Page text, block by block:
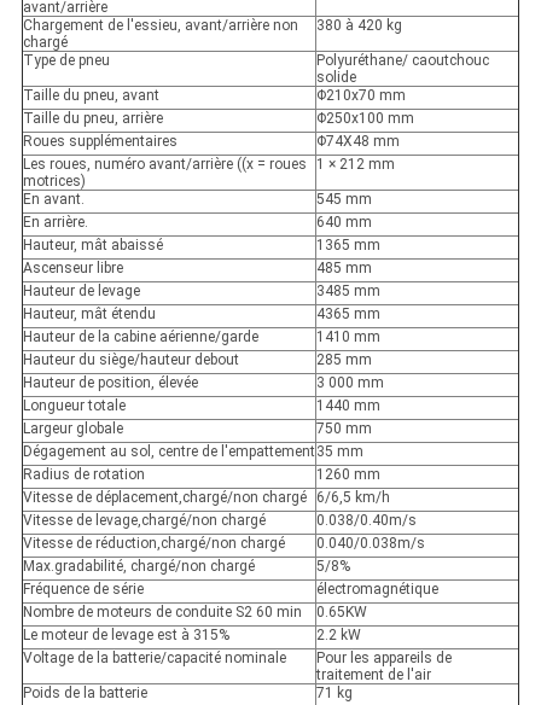
avant/arrière
Chargement de l'essieu, avant/arrière non
chargé
380 à 420 kg
Type de pneu
Polyuréthane/ caoutchouc
solide
Taille du pneu, avant
Φ210x70 mm
Taille du pneu, arrière
Φ250x100 mm
Roues supplémentaires
Φ74X48 mm
Les roues, numéro avant/arrière ((x = roues
motrices)
1 × 212 mm
En avant.
545 mm
En arrière.
640 mm
Hauteur, mât abaissé
1365 mm
Ascenseur libre
485 mm
Hauteur de levage
3485 mm
Hauteur, mât étendu
4365 mm
Hauteur de la cabine aérienne/garde
1410 mm
Hauteur du siège/hauteur debout
285 mm
Hauteur de position, élevée
3 000 mm
Longueur totale
1440 mm
Largeur globale
750 mm
Dégagement au sol, centre de l'empattement35 mm
Radius de rotation
1260 mm
Vitesse de déplacement,chargé/non chargé
6/6,5 km/h
Vitesse de levage,chargé/non chargé
0.038/0.40m/s
Vitesse de réduction,chargé/non chargé
0.040/0.038m/s
Max.gradabilité, chargé/non chargé
5/8%
Fréquence de série
électromagnétique
Nombre de moteurs de conduite S2 60 min
0.65KW
Le moteur de levage est à 315%
2.2 kW
Voltage de la batterie/capacité nominale
Pour les appareils de
traitement de l'air
Poids de la batterie
71 kg